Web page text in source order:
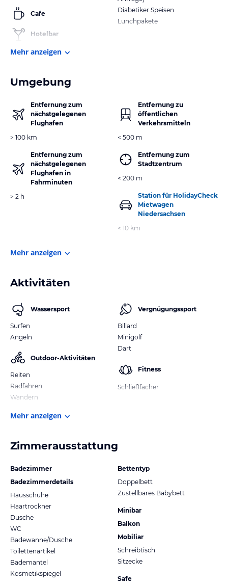
Cafe
Hotelbar
Diabetiker Speisen
Lunchpakete
Mehr anzeigen
Umgebung
Entfernung zum
nächstgelegenen
Flughafen
> 100 km
Entfernung zum
nächstgelegenen
Flughafen in
Fahrminuten
> 2 h
Entfernung zu
öffentlichen
Verkehrsmitteln
< 500 m
Entfernung zum
Stadtzentrum
< 200 m
Station für HolidayCheck
Mietwagen
Niedersachsen
< 10 km
Mehr anzeigen
Aktivitäten
Wassersport
Surfen
Angeln
Outdoor-Aktivitäten
Reiten
Radfahren
Wandern
Vergnügungssport
Billard
Minigolf
Dart
Fitness
Schließfächer
Mehr anzeigen
Zimmerausstattung
Badezimmer
Badezimmerdetails
Hausschuhe
Haartrockner
Dusche
WC
Badewanne/Dusche
Toilettenartikel
Bademantel
Kosmetikspiegel
Bettentyp
Doppelbett
Zustellbares Babybett
Minibar
Balkon
Mobiliar
Schreibtisch
Sitzecke
Safe